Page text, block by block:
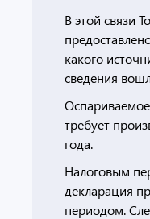
В этой связи
какого
сведения
требует
года.
Налоговым
декларация
периодом.